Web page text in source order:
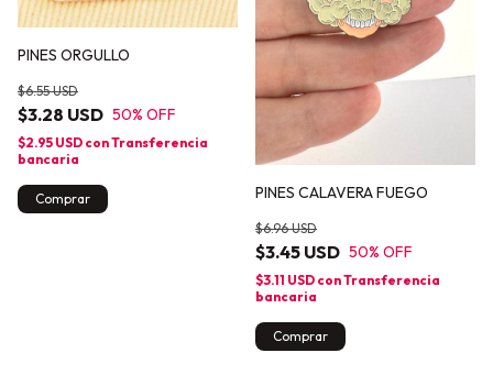
PINES ORGULLO
$3.28 USD
$6.55 USD
50% OFF
$2.95 USD conTransferencia
bancaria
Comprar PINES CALAVERA FUEGO
$3.45 USD
$6.96 USD
50% OFF
$3.11 USD conTransferencia
bancaria
Comprar